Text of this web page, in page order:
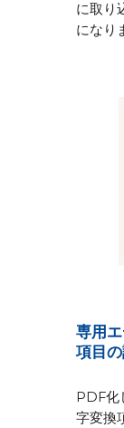
に取り
になり
専用
項目
PDF化
字変換